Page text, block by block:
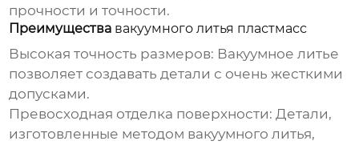
прочности и точности.
Преимущества вакуумного литья пластмасс
Высокая точность размеров: Вакуумное литье
позволяет создавать детали с очень жесткими
допусками.
Превосходная отделка поверхности: Детали,
изготовленные методом вакуумного литья,